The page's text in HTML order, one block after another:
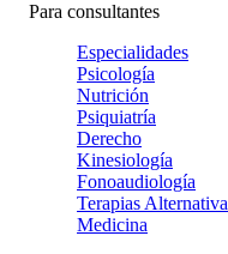
Para consultantes
Especialidades
Psicología
Nutrición
Psiquiatría
Derecho
Kinesiología
Fonoaudiología
Terapias
Medicina